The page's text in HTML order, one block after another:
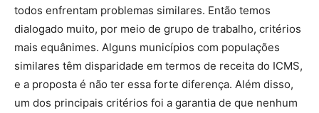
todos enfrentam problemas similares. Então temos
dialogado muito, por meio de grupo de trabalho, critérios
mais equânimes. Alguns municípios com populações
similares têm disparidade em termos de receita do ICMS,
e a proposta é não ter essa forte diferença. Além disso,
um dos principais critérios foi a garantia de que nenhum